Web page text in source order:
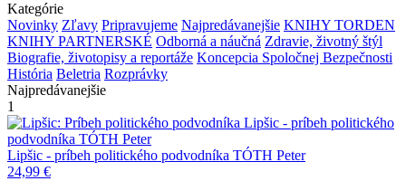
Kategórie
Novinky Zľavy Pripravujeme Najpredávanejšie KNIHY TORDEN
KNIHY PARTNERSKÉ Odborná a náučná Zdravie, životný štýl
Biografie, životopisy a reportáže Koncepcia Spoločnej Bezpečnosti
História Beletria Rozprávky
Najpredávanejšie
1
Lipšic - príbeh politického
podvodníka TÓTH Peter
Lipšic - príbeh politického podvodníka TÓTH Peter
24,99 €